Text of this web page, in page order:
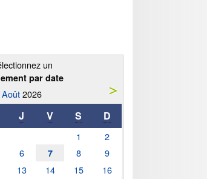
un
par date
Août2026
J V S D
1
2
6 7 8
9
13 14 15
16